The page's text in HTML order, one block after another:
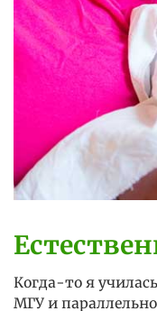
Когда-то я
МГУ и